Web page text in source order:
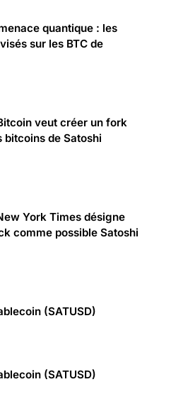
quantique : les
sur les BTC de
veut créer un fork
de Satoshi
York Times désigne
comme possible Satoshi
(SATUSD)
(SATUSD)